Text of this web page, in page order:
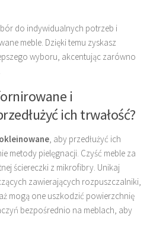
do indywidualnych potrzeb i
meble. Dzięki temu zyskasz
wyboru, akcentując zarówno
i
ich trwałość?
okleinowane , aby przedłużyć ich
metody pielęgnacji. Czyść meble za
ściereczki z mikrofibry. Unikaj
zawierających rozpuszczalniki,
mogą one uszkodzić powierzchnię
bezpośrednio na meblach, aby